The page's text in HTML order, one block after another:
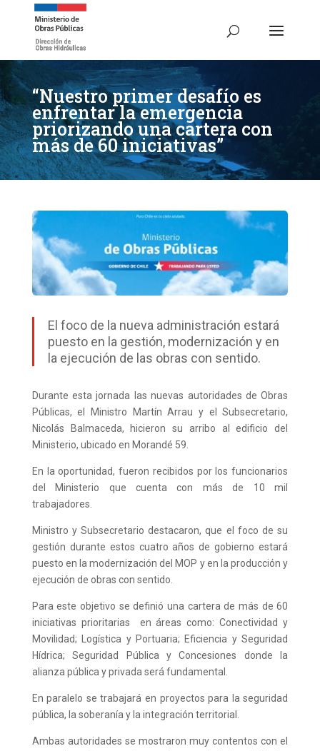
“Nuestro primer desafío es
enfrentar la emergencia
priorizando una cartera con
más de 60 iniciativas”
El foco de la nueva administración estará
puesto en la gestión, modernización y en
la ejecución de las obras con sentido.
Durante esta jornada las nuevas autoridades de Obras
Públicas, el Ministro Martín Arrau y el Subsecretario,
Nicolás Balmaceda, hicieron su arribo al edificio del
Ministerio, ubicado en Morandé 59.
En la oportunidad, fueron recibidos por los funcionarios
del Ministerio que cuenta con más de 10 mil
trabajadores.
Ministro y Subsecretario destacaron, que el foco de su
gestión durante estos cuatro años de gobierno estará
puesto en la modernización del MOP y en la producción y
ejecución de obras con sentido.
Para este objetivo se definió una cartera de más de 60
iniciativas prioritarias en áreas como: Conectividad y
Movilidad; Logística y Portuaria; Eficiencia y Seguridad
Hídrica; Seguridad Pública y Concesiones donde la
alianza pública y privada será fundamental.
En paralelo se trabajará en proyectos para la seguridad
pública, la soberanía y la integración territorial.
Ambas autoridades se mostraron muy contentos con el